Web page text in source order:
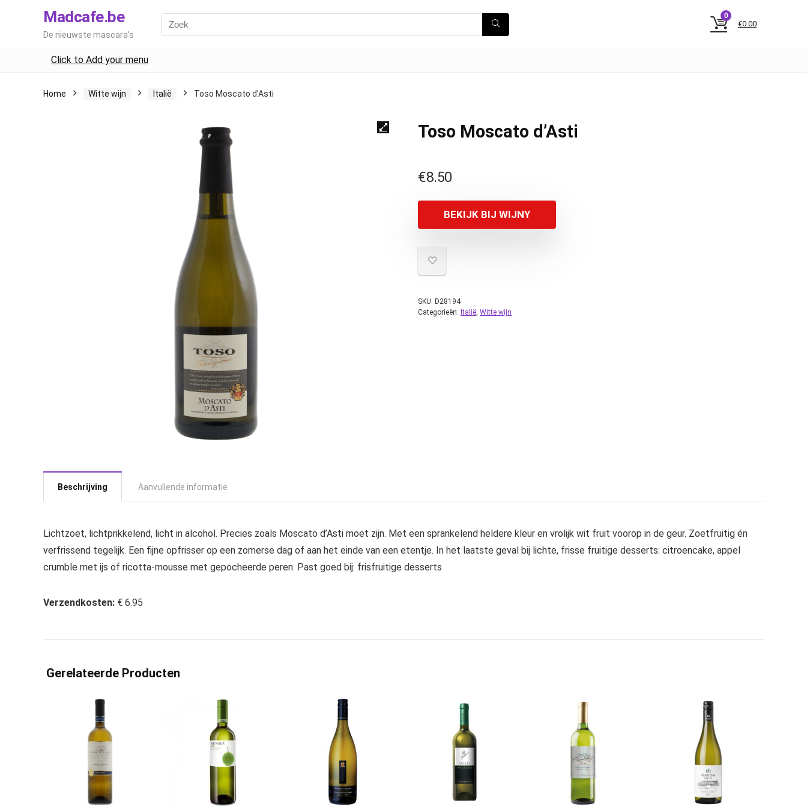
Madcafe.be
De nieuwste mascara's
0
€0.00
Click to Add your menu
Home Witte wijn Italië Toso Moscato d’Asti
Toso Moscato d’Asti
€8.50
BEKIJK BIJ WIJNY
SKU: D28194
Categorieën: Italië, Witte wijn
Beschrijving Aanvullende informatie
Lichtzoet, lichtprikkelend, licht in alcohol. Precies zoals Moscato d’Asti moet zijn. Met een sprankelend heldere kleur en vrolijk wit fruit voorop in de geur. Zoetfruitig én
verfrissend tegelijk. Een fijne opfrisser op een zomerse dag of aan het einde van een etentje. In het laatste geval bij lichte, frisse fruitige desserts: citroencake, appel
crumble met ijs of ricotta-mousse met gepocheerde peren. Past goed bij: frisfruitige desserts
Verzendkosten: € 6.95
Gerelateerde Producten